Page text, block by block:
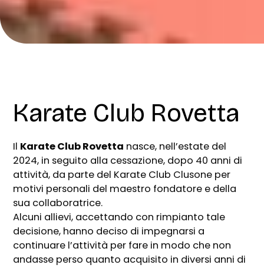
Karate Club Rovetta
Il Karate Club Rovetta nasce, nell’estate del
2024, in seguito alla cessazione, dopo 40 anni di
attività, da parte del Karate Club Clusone per
motivi personali del maestro fondatore e della
sua collaboratrice.
Alcuni allievi, accettando con rimpianto tale
decisione, hanno deciso di impegnarsi a
continuare l’attività per fare in modo che non
andasse perso quanto acquisito in diversi anni di